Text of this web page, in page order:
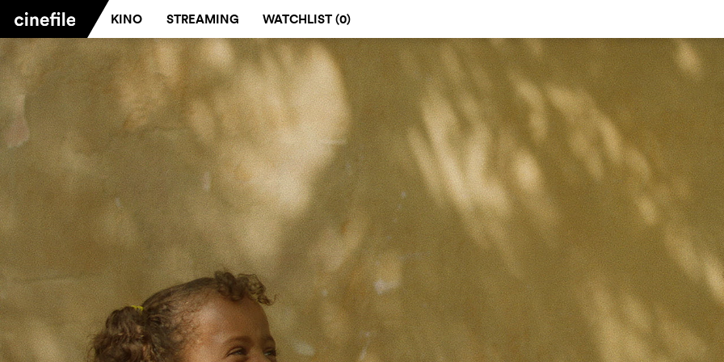
KINO STREAMING WATCHLIST (0)